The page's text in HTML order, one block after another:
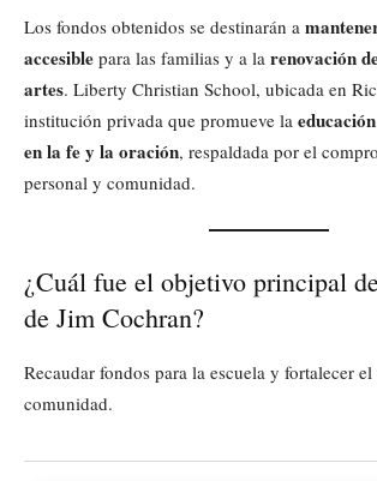
Los fondos obtenidos se destinarán a
accesible para las familias y a la renovación
artes. Liberty Christian School, ubicada en
institución privada que promueve la
en la fe y la oración, respaldada por el
personal y comunidad.
¿Cuál fue el objetivo principal
de Jim Cochran?
Recaudar fondos para la escuela y fortalecer
comunidad.